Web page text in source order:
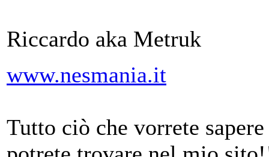
Riccardo aka Metruk
www.nesmania.it
Tutto ciò che vorrete